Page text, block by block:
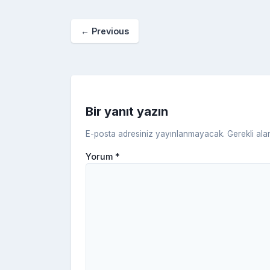
b
o
← Previous
Bir yanıt yazın
E-posta adresiniz yayınlanmayacak. Gerekli
Yorum *